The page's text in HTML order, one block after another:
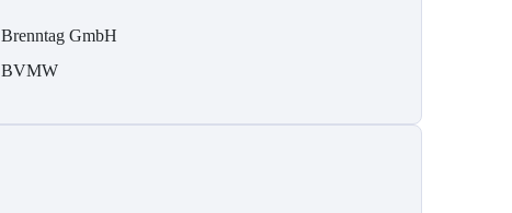
Brenntag GmbH
BVMW